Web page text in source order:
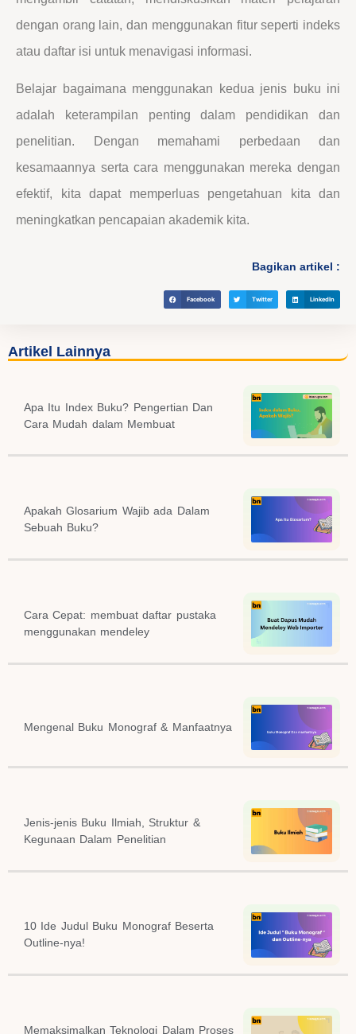
dengan orang lain, dan menggunakan fitur seperti indeks
atau daftar isi untuk menavigasi informasi.
Belajar bagaimana menggunakan kedua jenis buku ini
adalah keterampilan penting dalam pendidikan dan
penelitian. Dengan memahami perbedaan dan
kesamaannya serta cara menggunakan mereka dengan
efektif, kita dapat memperluas pengetahuan kita dan
meningkatkan pencapaian akademik kita.
Bagikan artikel :
Facebook Twitter LinkedIn
Artikel Lainnya
Apa Itu Index Buku? Pengertian Dan
Cara Mudah dalam Membuat
Apakah Glosarium Wajib ada Dalam
Sebuah Buku?
Cara Cepat: membuat daftar pustaka
menggunakan mendeley
Mengenal Buku Monograf & Manfaatnya
Jenis-jenis Buku Ilmiah, Struktur &
Kegunaan Dalam Penelitian
10 Ide Judul Buku Monograf Beserta
Outline-nya!
Memaksimalkan Teknologi Dalam Proses